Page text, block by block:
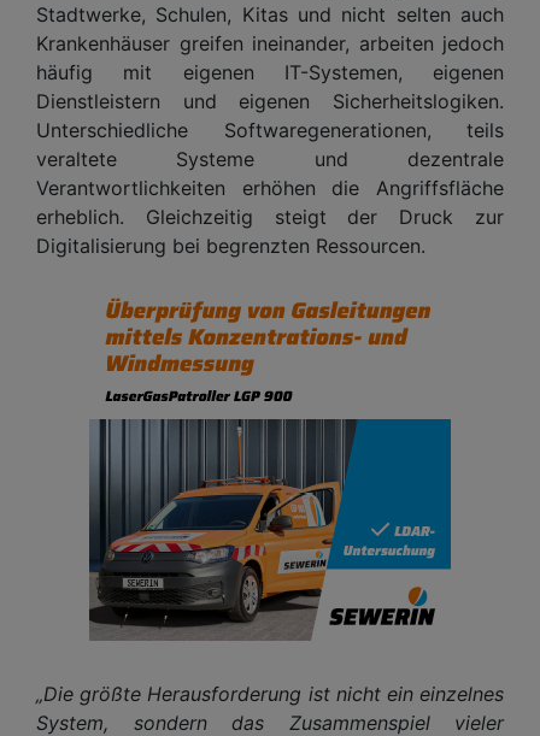
Stadtwerke, Schulen, Kitas und nicht selten auch
Krankenhäuser greifen ineinander, arbeiten jedoch
häufig mit eigenen IT-Systemen, eigenen
Dienstleistern und eigenen Sicherheitslogiken.
Unterschiedliche Softwaregenerationen, teils
veraltete Systeme und dezentrale
Verantwortlichkeiten erhöhen die Angriffsfläche
erheblich. Gleichzeitig steigt der Druck zur
Digitalisierung bei begrenzten Ressourcen.
„Die größte Herausforderung ist nicht ein einzelnes
System, sondern das Zusammenspiel vieler